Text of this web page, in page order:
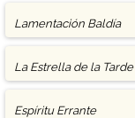
Lamentación Baldía
La Estrella de la Tarde
Espíritu Errante